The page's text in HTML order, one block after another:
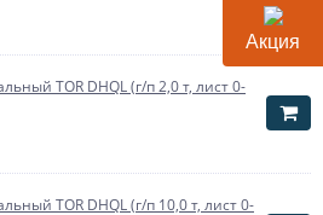
TOR DHQL (г/п 2,0 т, лист 0-
TOR DHQL (г/п 10,0 т, лист 0-
Акция